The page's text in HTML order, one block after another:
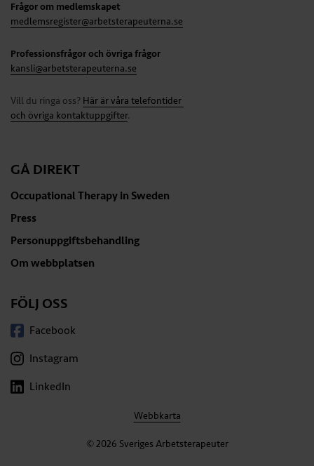
Frågor om medlemskapet
medlemsregister@arbetsterapeuterna.se
Professionsfrågor och övriga frågor
kansli@arbetsterapeuterna.se
Vill du ringa oss? Här är våra telefontider
och övriga kontaktuppgifter.
GÅ DIREKT
Occupational Therapy in Sweden
Press
Personuppgiftsbehandling
Om webbplatsen
FÖLJ OSS
Facebook
Instagram
LinkedIn
Webbkarta
© 2026 Sveriges Arbetsterapeuter